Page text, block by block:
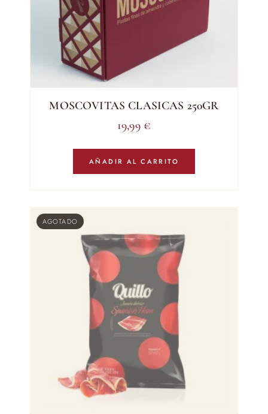
MOSCOVITAS CLASICAS 250GR
19,99 €
AÑADIR AL CARRITO
AGOTADO